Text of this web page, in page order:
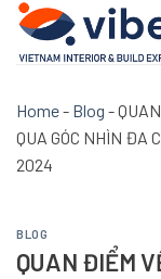
Skip
content
Home- Blog -
QUA GÓC NHÌN ĐA
2024
BLOG
QUAN ĐIỂM